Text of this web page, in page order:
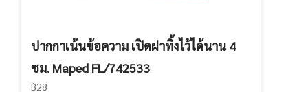
ปากกาเน้นข้อความ เปิดฝาทิ้งไว้ได้นาน 4
ชม. Maped FL/742533
฿28